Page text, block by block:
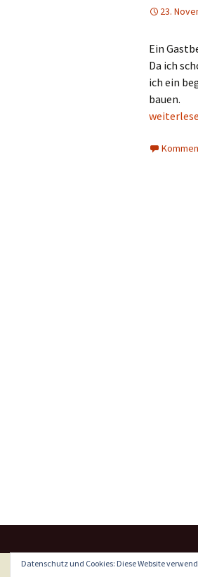
23.
Ein
Da ich
ich ein
bauen.
Datenschutz und Cookies: Diese Website